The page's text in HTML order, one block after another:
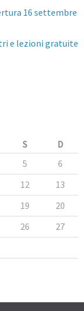
16 settembre
e lezioni gratuite
S
D
5
6
12
13
19
20
26
27